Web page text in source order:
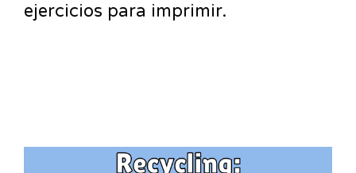
ejercicios para imprimir.